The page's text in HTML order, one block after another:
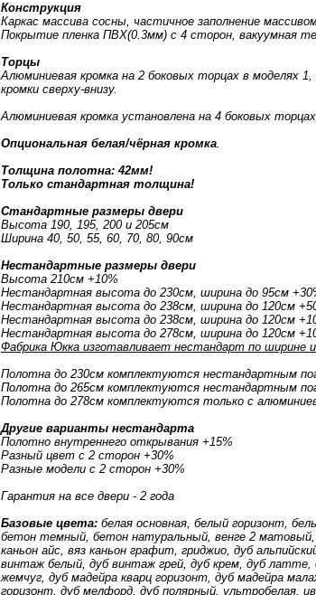
Конструкция
Каркас массива сосны, частичное заполнение
Покрытие пленка ПВХ(0.3мм) с 4 сторон, вакуумная
Торцы
Алюминиевая кромка на 2 боковых торцах в моделях
кромки сверху-внизу.
Алюминиевая кромка установлена на 4 боковых
Опциональная белая/чёрная кромка.
Толщина полотна: 42мм!
Только стандартная толщина!
Стандартные размеры двери
Высота 190, 195, 200 и 205см
Ширина 40, 50, 55, 60, 70, 80, 90см
Нестандартные размеры двери
Высота 210см +10%
Нестандартная высота до 230см, ширина до 95см
Нестандартная высота до 238см, ширина до 120см
Нестандартная высота до 238см, ширина до 120см
Нестандартная высота до 278см, ширина до 120см
Фабрика Юкка изготавливает нестандарт по ширине
Полотна до 230см комплектуются нестандартным
Полотна до 265см комплектуются нестандартным
Полотна до 278см комплектуются только с
Другие варианты нестандарта
Полотно внутреннего открывания +15%
Разный цвет с 2 сторон +30%
Разные модели с 2 сторон +30%
Гарантия на все двери - 2 года
Базовые цвета: белая основная, белый горизонт,
бетон темный, бетон натуральный, венге 2
каньон айс, вяз каньон графит, гриджио, дуб
винтаж белый, дуб винтаж грей, дуб крем, дуб латте,
жемчуг, дуб мадейра кварц горизонт, дуб мадейра
горизонт, дуб мелфорд, дуб полярный, ультробелая,